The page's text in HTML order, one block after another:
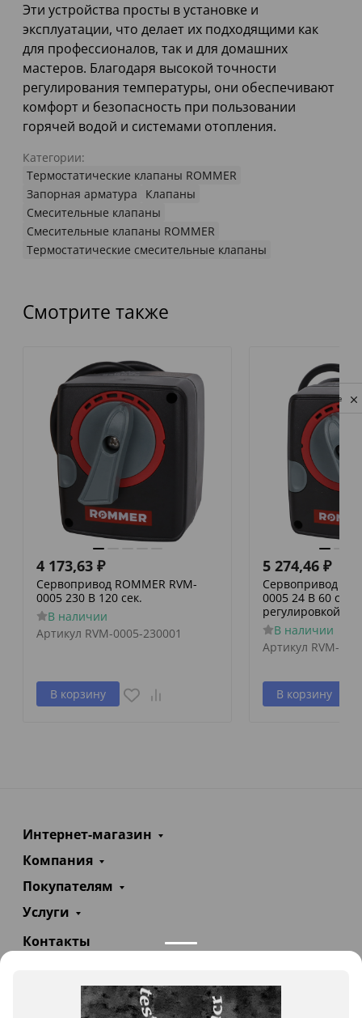
Эти устройства просты в установке и
эксплуатации, что делает их подходящими как
для профессионалов, так и для домашних
мастеров. Благодаря высокой точности
регулирования температуры, они обеспечивают
комфорт и безопасность при пользовании
горячей водой и системами отопления.
Категории:
Термостатические клапаны ROMMER
Запорная арматура
Клапаны
Смесительные клапаны
Смесительные клапаны ROMMER
Термостатические смесительные клапаны
Смотрите также
4 173,63 ₽
Сервопривод ROMMER RVM-
0005 230 В 120 сек.
В наличии
Артикул RVM-0005-230001
В корзину
5 274,46 ₽
Сервопривод
0005 24 В 60
регулировкой по
В наличии
Артикул RVM-
В корзину
Интернет-магазин
Компания
Покупателям
Услуги
Контакты
info@teploexpert.com
Privacy notice